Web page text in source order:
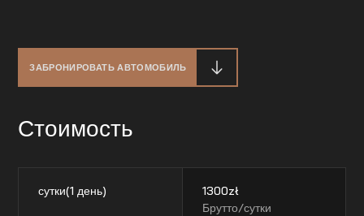
ЗАБРОНИРОВАТЬ АВТОМОБИЛЬ
Стоимость
сутки(1 день) 1300zł
Брутто/сутки